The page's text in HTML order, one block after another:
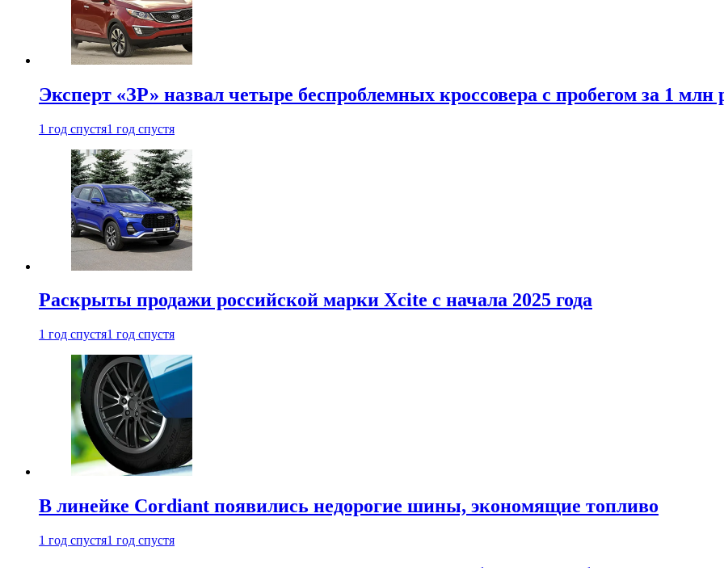
Эксперт «ЗР» назвал четыре беспроблемных кроссовера с пробегом за 1 млн
1 год спустя1 год спустя
Раскрыты продажи российской марки Xcite с начала 2025 года
1 год спустя1 год спустя
В линейке Cordiant появились недорогие шины, экономящие топливо
1 год спустя1 год спустя